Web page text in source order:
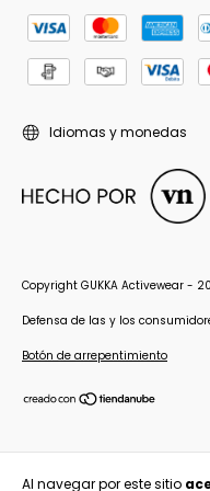
Al navegar por este sitio
Idiomas y monedas
Copyright GUKKA Activewear -
Defensa de las y los
Botón de arrepentimiento